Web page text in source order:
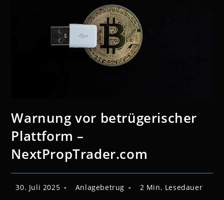
Warnung vor betrügerischer
Plattform –
NextPropTrader.com
Beitrag
veröffentlicht:
30. Juli 2025
Beitrags-
Kategorie:
Anlagebetrug Lesedauer:
2 Min. Lesedauer